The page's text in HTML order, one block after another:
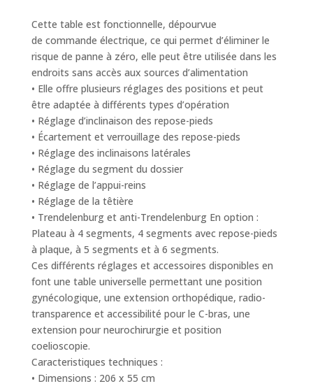
Cette table est fonctionnelle, dépourvue
de commande électrique, ce qui permet d’éliminer le
risque de panne à zéro, elle peut être utilisée dans les
endroits sans accès aux sources d’alimentation
• Elle offre plusieurs réglages des positions et peut
être adaptée à différents types d’opération
• Réglage d’inclinaison des repose-pieds
• Écartement et verrouillage des repose-pieds
• Réglage des inclinaisons latérales
• Réglage du segment du dossier
• Réglage de l’appui-reins
• Réglage de la têtière
• Trendelenburg et anti-Trendelenburg En option :
Plateau à 4 segments, 4 segments avec repose-pieds
à plaque, à 5 segments et à 6 segments.
Ces différents réglages et accessoires disponibles en
font une table universelle permettant une position
gynécologique, une extension orthopédique, radio-
transparence et accessibilité pour le C-bras, une
extension pour neurochirurgie et position
coelioscopie.
Caracteristiques techniques :
• Dimensions : 206 x 55 cm